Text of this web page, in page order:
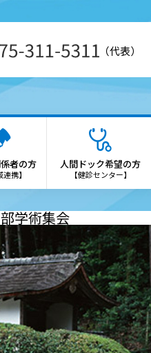
（代表）
患者さんの紹介方法
Web予約（SAKU洛連携）
勉強会・研究会のご案内
保険薬局の方へ
医療と介護の連携窓口
者の方
携】
人間ドック希望の方
【健診センター】
学術集会